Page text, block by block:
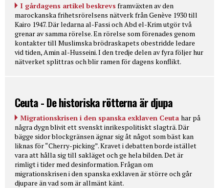
I gårdagens artikel beskrevs framväxten av den
marockanska frihetsrörelsens nätverk från Genève 1930 till
Kairo 1947. Där ledarna al-Fassi och Abd el-Krim utgör två
grenar av samma rörelse. En rörelse som förenades genom
kontakter till Muslimska brödraskapets obestridde ledare
vid tiden, Amin al-Husseini. I den tredje delen av fyra följer hur
nätverket splittras och blir ramen för dagens konflikt.
Ceuta - De historiska rötterna är djupa
Migrationskrisen i den spanska exklaven Ceuta har på
några dygn blivit ett svenskt inrikespolitiskt slagträ. Där
bägge sidor blockgränsen ägnar sig åt något som bäst kan
liknas för “Cherry-picking”. Kravet i debatten borde istället
vara att hålla sig till sakläget och ge hela bilden. Det är
rimligt i tider med desinformation. Frågan om
migrationskrisen i den spanska exklaven är större och går
djupare än vad som är allmänt känt.